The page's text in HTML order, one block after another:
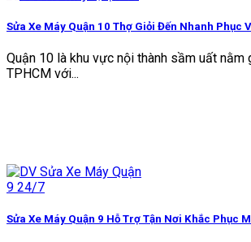
Sửa Xe Máy Quận 10 Thợ Giỏi Đến Nhanh Phục
Quận 10 là khu vực nội thành sầm uất nằm
TPHCM với...
Sửa Xe Máy Quận 9 Hỗ Trợ Tận Nơi Khắc Phục